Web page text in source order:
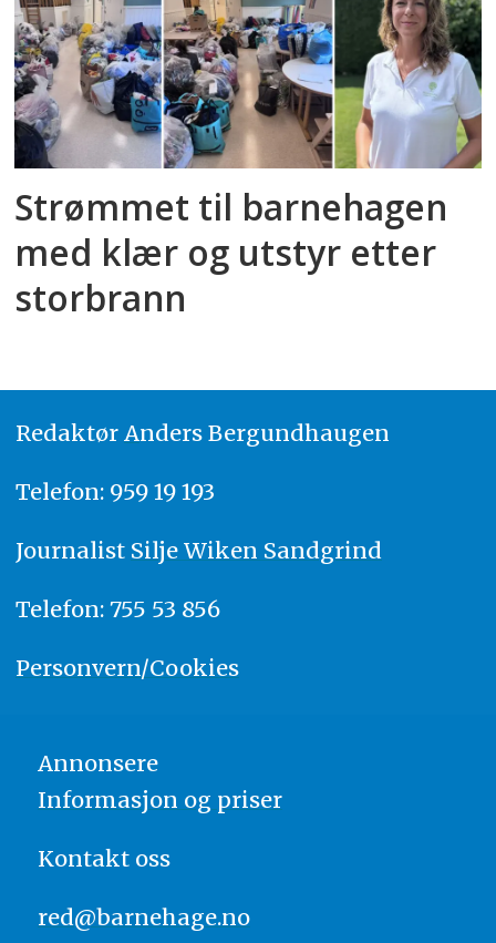
Strømmet til barnehagen
med klær og utstyr etter
storbrann
Redaktør Anders Bergundhaugen
Telefon: 959 19 193
Journalist Silje Wiken Sandgrind
Telefon: 755 53 856
Personvern/Cookies
Annonsere
Informasjon og priser
Kontakt oss
red@barnehage.no